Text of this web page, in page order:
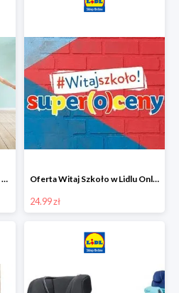
Oferta dla dzieci w Lidlu Online od 9,99 zł Oferta Witaj Szkoło w Lidlu Online od 24,99 zł
24.99 zł